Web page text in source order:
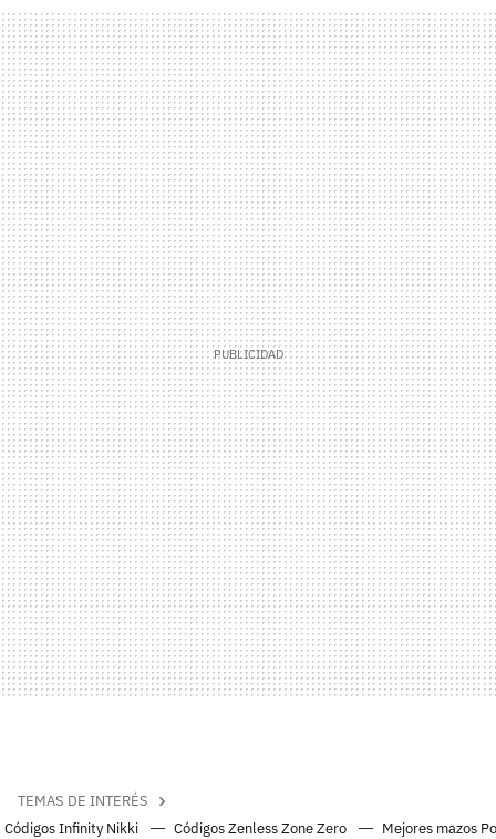
TEMAS DE INTERÉS
Códigos Infinity Nikki
Códigos Zenless Zone Zero Mejores mazos